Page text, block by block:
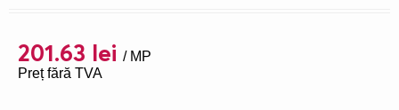
201.63 lei / MP
Preț fără TVA